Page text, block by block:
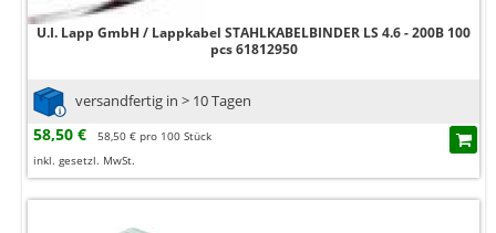
U.I. Lapp GmbH / Lappkabel STAHLKABELBINDER LS 4.6 - 200B 100
pcs 61812950
versandfertig in > 10 Tagen
58,50 €
58,50 € pro 100 Stück
inkl. gesetzl. MwSt.